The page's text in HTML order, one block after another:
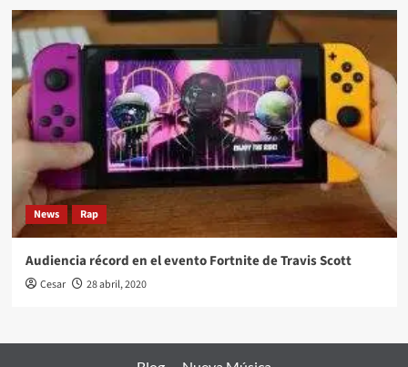
News Rap
Audiencia récord en el evento Fortnite de Travis Scott
Cesar 28 abril, 2020